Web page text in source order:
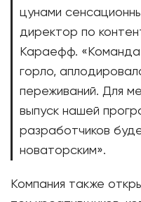
цунами
директор по
Караефф. «Команда
горло,
переживаний. Для
выпуск нашей
разработчиков
новаторским».
Компания также